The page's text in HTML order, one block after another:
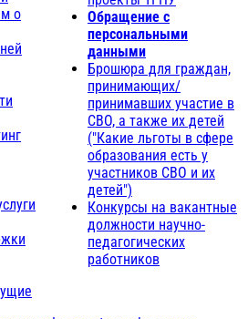
о
Обращение с
персональными
данными
Брошюра для граждан,
принимающих/
принимавших участие в
СВО, а также их детей
("Какие льготы в сфере
образования есть у
участников СВО и их
детей")
Конкурсы на вакантные
должности научно-
педагогических
работников